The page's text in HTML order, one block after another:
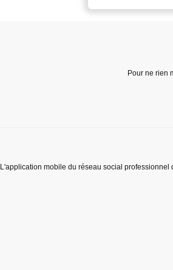
Pour ne rien
L'application mobile du réseau social